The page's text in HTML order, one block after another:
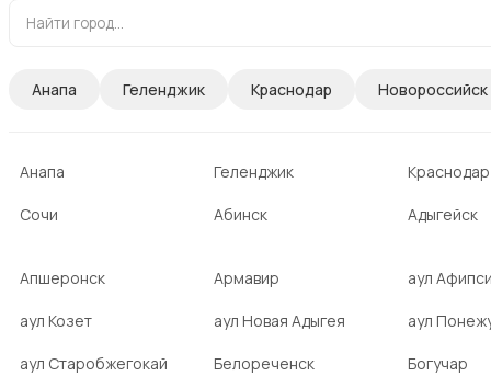
Анапа Геленджик Краснодар Новороссийск
Анапа Геленджик Краснодар
Сочи Абинск Адыгейск
Апшеронск Армавир аул
аул Козет аул Новая Адыгея аул
аул Старобжегокай Белореченск Богучар